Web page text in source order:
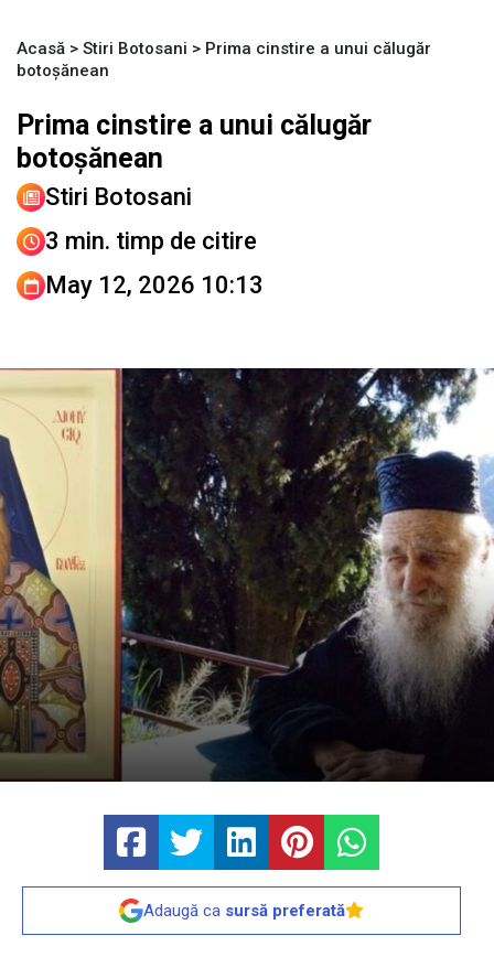
Acasă > Stiri Botosani > Prima cinstire a unui călugăr
botoșănean
Prima cinstire a unui călugăr
botoșănean
Stiri Botosani
3 min. timp de citire
May 12, 2026 10:13
Adaugă ca sursă preferată